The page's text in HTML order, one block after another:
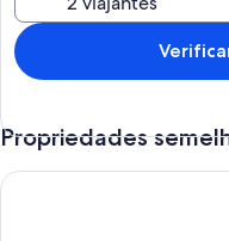
Propriedades
Casa duplex estilo